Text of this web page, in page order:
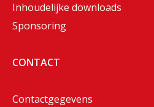
Inhoudelijke downloads
Sponsoring
CONTACT
Contactgegevens